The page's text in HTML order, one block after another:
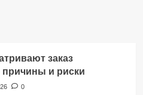
заказ
причины и риски
0